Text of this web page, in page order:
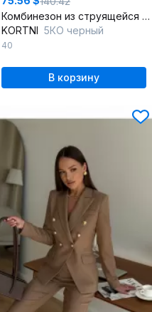
Комбинезон из струящейся ткани с V-образным вырезом
KORTNI 5КО черный
40
В корзину